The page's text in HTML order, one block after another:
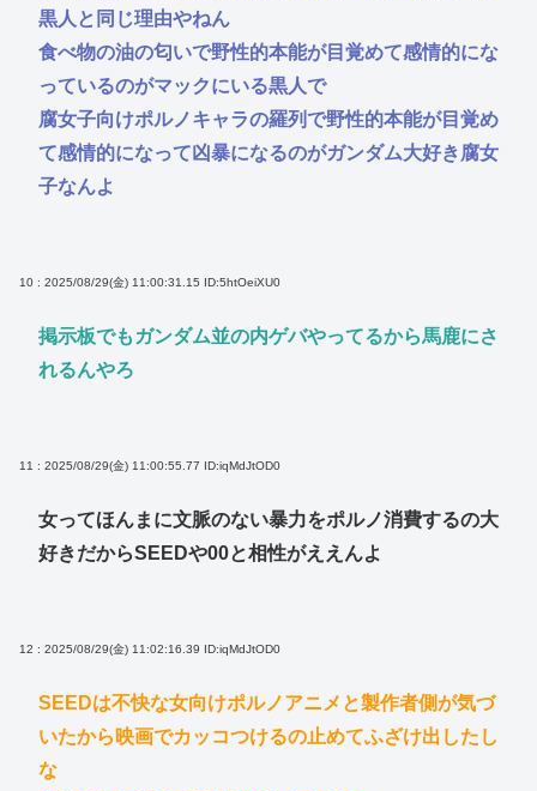
黒人と同じ理由やねん
食べ物の油の匂いで野性的本能が目覚めて感情的にな
っているのがマックにいる黒人で
腐女子向けポルノキャラの羅列で野性的本能が目覚め
て感情的になって凶暴になるのがガンダム大好き腐女
子なんよ
10 : 2025/08/29(金) 11:00:31.15 ID:5htOeiXU0
掲示板でもガンダム並の内ゲバやってるから馬鹿にさ
れるんやろ
11 : 2025/08/29(金) 11:00:55.77 ID:iqMdJtOD0
女ってほんまに文脈のない暴力をポルノ消費するの大
好きだからSEEDや00と相性がええんよ
12 : 2025/08/29(金) 11:02:16.39 ID:iqMdJtOD0
SEEDは不快な女向けポルノアニメと製作者側が気づ
いたから映画でカッコつけるの止めてふざけ出したし
な